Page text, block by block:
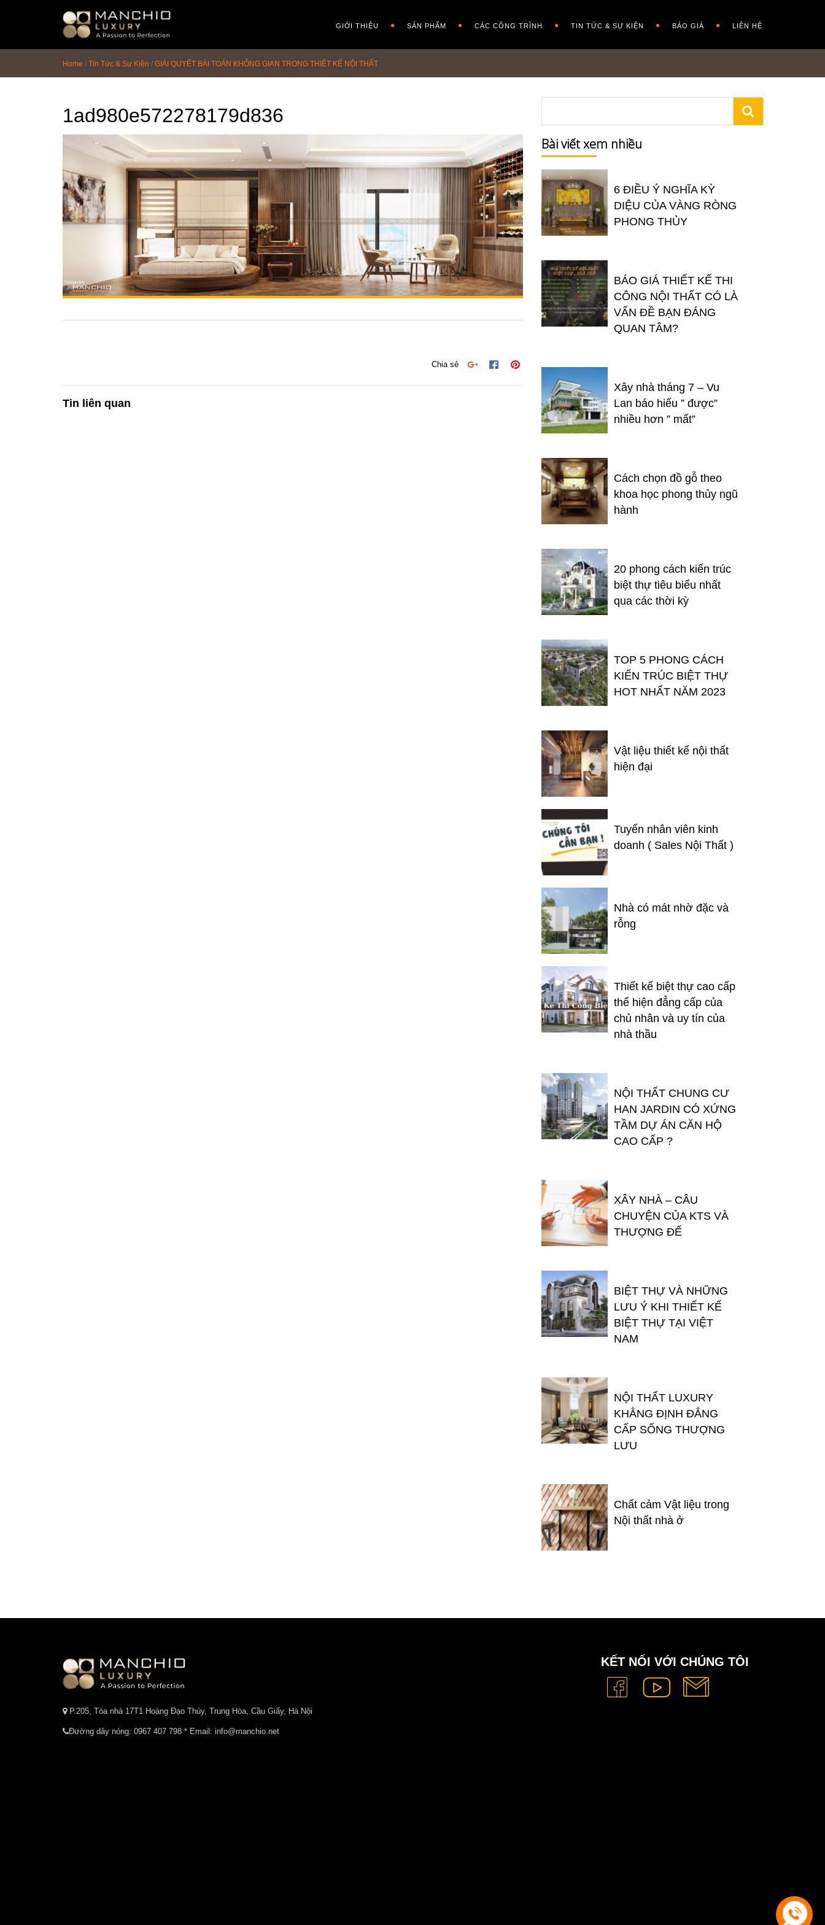
GIỚI THIỆU SẢN PHẨM CÁC CÔNG TRÌNH TIN TỨC & SỰ KIỆN BÁO GIÁ LIÊN HỆ
Home / Tin Tức & Sự Kiện / GIẢI QUYẾT BÀI TOÁN KHÔNG GIAN TRONG THIẾT KẾ NỘI THẤT
1ad980e572278179d836
Chia sẻ
Tin liên quan
Bài viết xem nhiều
6 ĐIỀU Ý NGHĨA KỲ
DIỆU CỦA VÀNG RÒNG
PHONG THỦY
BÁO GIÁ THIẾT KẾ THI
CÔNG NỘI THẤT CÓ LÀ
VẤN ĐỀ BẠN ĐÁNG
QUAN TÂM?
Xây nhà tháng 7 – Vu
Lan báo hiếu ” được”
nhiều hơn ” mất”
Cách chọn đồ gỗ theo
khoa học phong thủy ngũ
hành
20 phong cách kiến trúc
biệt thự tiêu biểu nhất
qua các thời kỳ
TOP 5 PHONG CÁCH
KIẾN TRÚC BIỆT THỰ
HOT NHẤT NĂM 2023
Vật liệu thiết kế nội thất
hiện đại
Tuyển nhân viên kinh
doanh ( Sales Nội Thất )
Nhà có mát nhờ đặc và
rỗng
Thiết kế biệt thự cao cấp
thể hiện đẳng cấp của
chủ nhân và uy tín của
nhà thầu
NỘI THẤT CHUNG CƯ
HAN JARDIN CÓ XỨNG
TẦM DỰ ÁN CĂN HỘ
CAO CẤP ?
XÂY NHÀ – CÂU
CHUYỆN CỦA KTS VÀ
THƯỢNG ĐẾ
BIỆT THỰ VÀ NHỮNG
LƯU Ý KHI THIẾT KẾ
BIỆT THỰ TẠI VIỆT
NAM
NỘI THẤT LUXURY
KHẲNG ĐỊNH ĐẲNG
CẤP SỐNG THƯỢNG
LƯU
Chất cảm Vật liệu trong
Nội thất nhà ở
P.205, Tòa nhà 17T1 Hoàng Đạo Thúy, Trung Hòa, Cầu Giấy, Hà Nội
Đường dây nóng: 0967 407 798 * Email: info@manchio.net
KẾT NỐI VỚI CHÚNG TÔI